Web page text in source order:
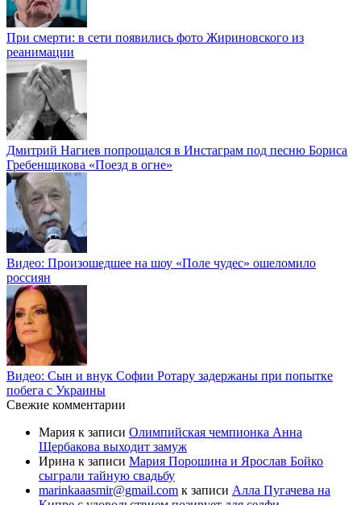
При смерти: в сети появились фото Жириновского из
реанимации
Дмитрий Нагиев попрощался в Инстаграм под песню Бориса
Гребенщикова «Поезд в огне»
Видео: Произошедшее на шоу «Поле чудес» ошеломило
россиян
Видео: Сын и внук Софии Ротару задержаны при попытке
побега с Украины
Свежие комментарии
Мария к записи Олимпийская чемпионка Анна
Щербакова выходит замуж
Ирина к записи Мария Порошина и Ярослав Бойко
сыграли тайную свадьбу
marinkaaasmir@gmail.com к записи Алла Пугачева на